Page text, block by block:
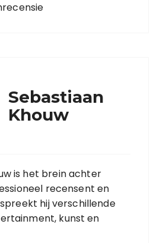
Sebastiaan
Khouw
is het brein achter
recensent en
hij verschillende
kunst en